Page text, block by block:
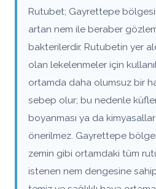
Rutubet; Gayrettepe
artan nem ile beraber
bakterilerdir. Rutubetin yer
olan lekelenmeler için
ortamda daha olumsuz bir
sebep olur; bu nedenle
boyanması ya da
önerilmez. Gayrettepe
zemin gibi ortamdaki tüm
istenen nem dengesine